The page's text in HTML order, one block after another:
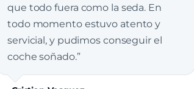
que todo fuera como la seda. En
todo momento estuvo atento y
servicial, y pudimos conseguir el
coche soñado.”